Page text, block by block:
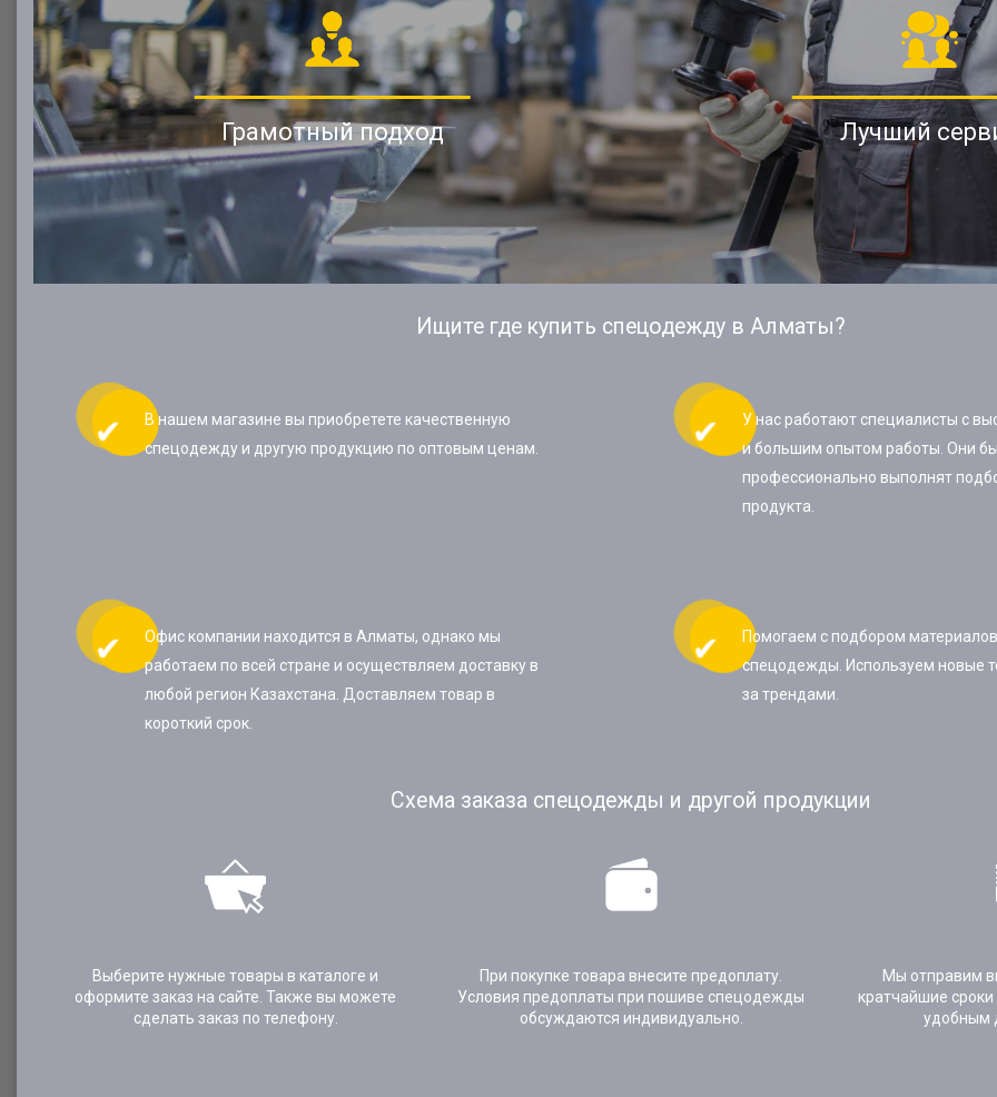
Грамотный подход Лучший
Ищите где купить спецодежду в Алматы?
В нашем магазине вы приобретете качественную
спецодежду и другую продукцию по оптовым ценам.
У нас работают специалисты с
и большим опытом работы. Они
профессионально выполнят
продукта.
Офис компании находится в Алматы, однако мы
работаем по всей стране и осуществляем доставку в
любой регион Казахстана. Доставляем товар в
короткий срок.
Помогаем с подбором
спецодежды. Используем новые
за трендами.
Схема заказа спецодежды и другой продукции
Выберите нужные товары в каталоге и
оформите заказ на сайте. Также вы можете
сделать заказ по телефону.
При покупке товара внесите предоплату.
Условия предоплаты при пошиве спецодежды
обсуждаются индивидуально.
Мы отправим
кратчайшие
удобным